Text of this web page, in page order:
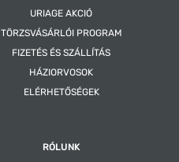
URIAGE AKCIÓ
TÖRZSVÁSÁRLÓI PROGRAM
FIZETÉS ÉS SZÁLLÍTÁS
HÁZIORVOSOK
ELÉRHETŐSÉGEK
RÓLUNK